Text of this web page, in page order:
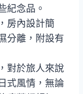
紀念品。
房內設計簡
分離，附設有
對於旅人來說
式風情，無論